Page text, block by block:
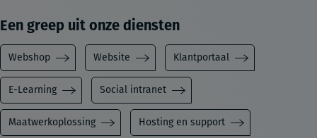
Een greep uit onze diensten
Webshop Website Klantportaal
E-Learning Social intranet
Maatwerkoplossing Hosting en support